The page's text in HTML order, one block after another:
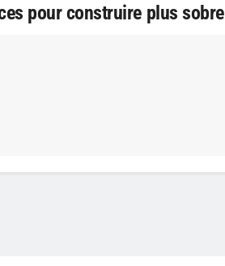
pour construire plus sobre